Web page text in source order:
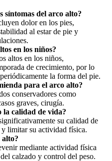
síntomas del arco alto?
dolor en los pies,
al estar de pie y
en los niños?
altos en los niños,
de crecimiento, por lo
la forma del pie.
para el arco alto?
conservadores como
graves, cirugía.
la calidad de vida?
su calidad de
limitar su actividad física.
alto?
mediante actividad física
calzado y control del peso.